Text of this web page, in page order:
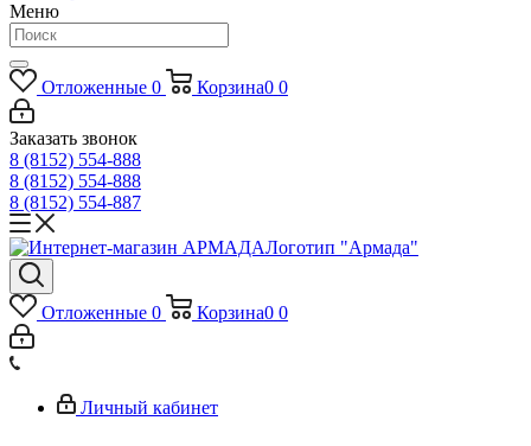
Меню
Отложенные 0 Корзина0 0
Заказать звонок
8 (8152) 554-888
8 (8152) 554-888
8 (8152) 554-887
Логотип "Армада"
Отложенные 0 Корзина0 0
Личный кабинет